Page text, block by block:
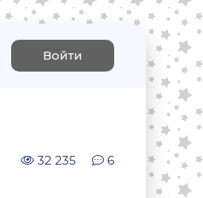
Войти
32 235 6